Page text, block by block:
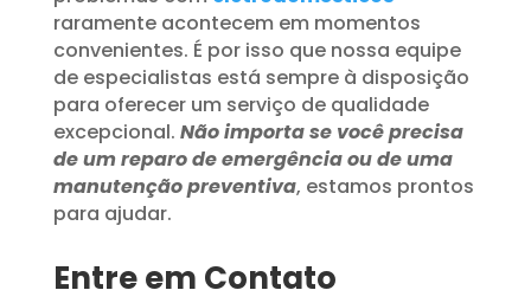
raramente acontecem em momentos
convenientes. É por isso que nossa equipe
de especialistas está sempre à disposição
para oferecer um serviço de qualidade
excepcional. Não importa se você precisa
de um reparo de emergência ou de uma
manutenção preventiva, estamos prontos
para ajudar.
Entre em Contato